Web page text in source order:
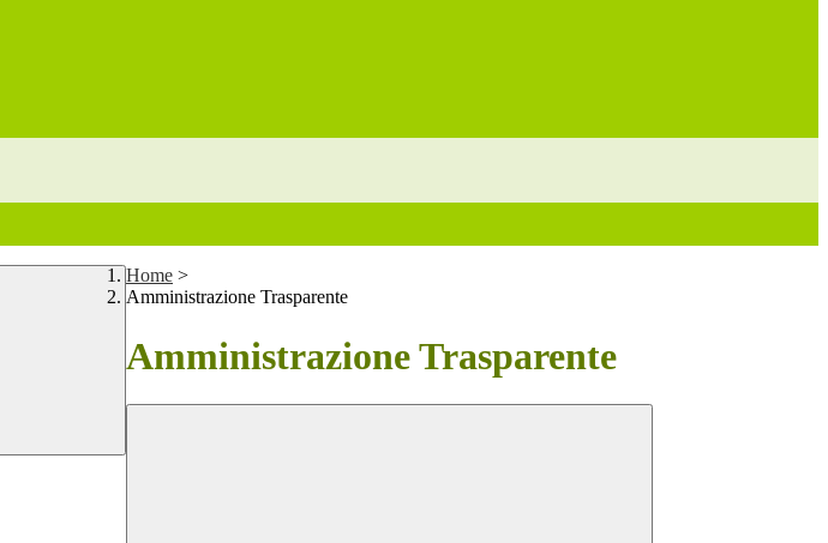
Home >
Amministrazione Trasparente
Amministrazione Trasparente